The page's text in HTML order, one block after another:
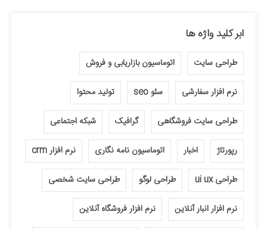
ابر کلید واژه ها
طراحی سایت اتوماسیون بازاریابی و فروش
نرم افزار سفارشی سئو seo تولید محتوا
طراحی سایت فروشگاهی گرافیک شبکه اجتماعی
رپورتاژ اخبار اتوماسیون نامه نگاری نرم افزار crm
طراحی ui ux طراحی لوگو طراحی سایت شخصی
نرم افزار انبار آنلاین نرم افزار فروشگاه آنلاین